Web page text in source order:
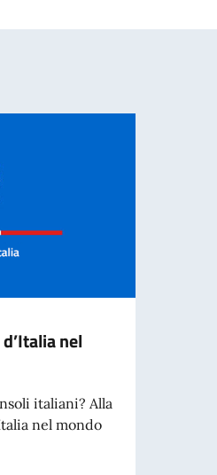
nel
italiani? Alla
nel mondo